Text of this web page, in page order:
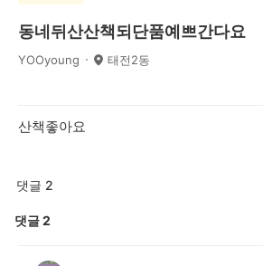
동네뒤산산책되단품예쁘간다요
YOOyoung 태전2동
산책좋아요
댓글 2
댓글2